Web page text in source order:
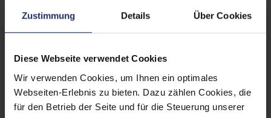
Zustimmung Details Über Cookies
Diese Webseite verwendet Cookies
Wir verwenden Cookies, um Ihnen ein optimales
Webseiten-Erlebnis zu bieten. Dazu zählen Cookies, die
für den Betrieb der Seite und für die Steuerung unserer
A
Displaygröße: 15,6 Zoll
Tastaturlayout:
Deutsch (QWERTZ) mit
Ziffernblock
Grafikkartenspeicher: 4 GB GDDR5